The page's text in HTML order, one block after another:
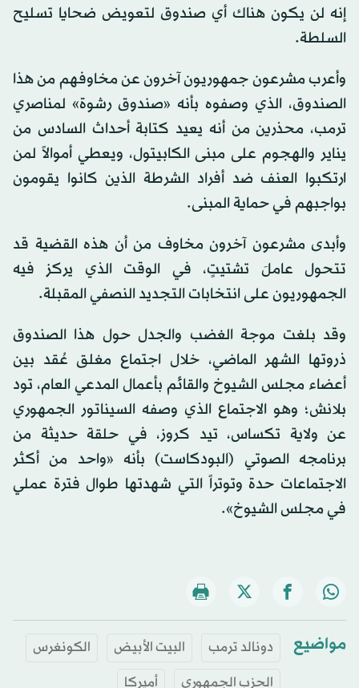
إنه لن يكون هناك أي صندوق لتعويض ضحايا تسليح
السلطة.
وأعرب مشرعون جمهوريون آخرون عن مخاوفهم من هذا
الصندوق، الذي وصفوه بأنه «صندوق رشوة» لمناصري
ترمب، محذرين من أنه يعيد كتابة أحداث السادس من
يناير والهجوم على مبنى الكابيتول، ويعطي أموالاً لمن
ارتكبوا العنف ضد أفراد الشرطة الذين كانوا يقومون
بواجبهم في حماية المبنى.
وأبدى مشرعون آخرون مخاوف من أن هذه القضية قد
تتحول عاملَ تشتيتٍ، في الوقت الذي يركز فيه
الجمهوريون على انتخابات التجديد النصفي المقبلة.
وقد بلغت موجة الغضب والجدل حول هذا الصندوق
ذروتها الشهر الماضي، خلال اجتماع مغلق عُقد بين
أعضاء مجلس الشيوخ والقائم بأعمال المدعي العام، تود
بلانش؛ وهو الاجتماع الذي وصفه السيناتور الجمهوري
عن ولاية تكساس، تيد كروز، في حلقة حديثة من
برنامجه الصوتي (البودكاست) بأنه «واحد من أكثر
الاجتماعات حدة وتوتراً التي شهدتها طوال فترة عملي
في مجلس الشيوخ».
مواضيع دونالد ترمب البيت الأبيض
الكونغرس
الحزب الجمهوري
أميركا